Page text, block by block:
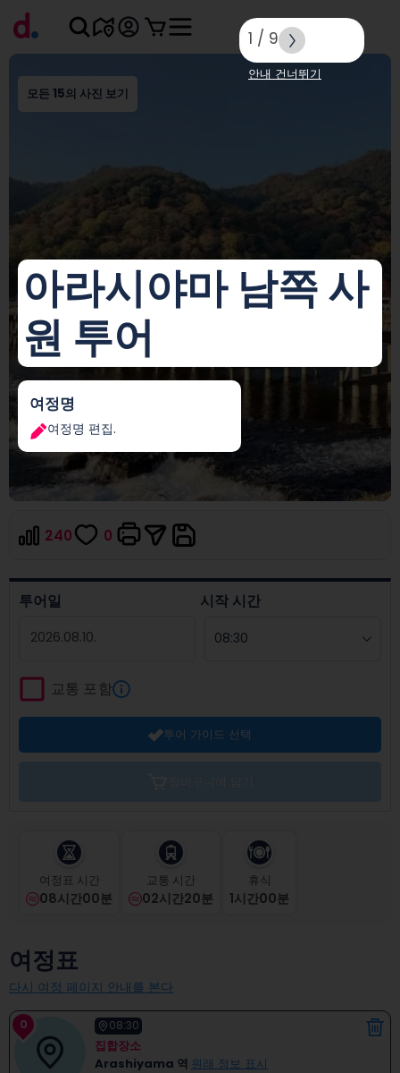
모든 15의 사진 보기
아라시야마 남쪽 사
원 투어
여정명
여정명 편집.
240 0
투어일 시작 시간
forward
to
interact
the
question
to
get
the
keyboard
shortcuts
for
changing
교통 포함
투어 가이드 선택
여정표 시간
08시간00분
교통 시간
02시간20분
휴식
1시간00분
여정표
다시 여정 페이지 안내를 본다
0 08:30
집합장소
Arashiyama 역 원래 정보 표시
1 / 9
안내 건너뛰기